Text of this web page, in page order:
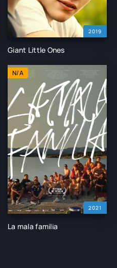
2019
Giant Little Ones
2021
N/A
La mala familia